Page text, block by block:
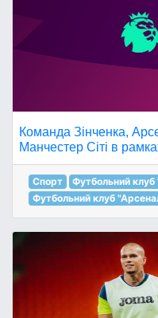
Команда Зінченка,
Манчестер Сіті в
Спорт
Футбольний клуб
Футбольний клуб